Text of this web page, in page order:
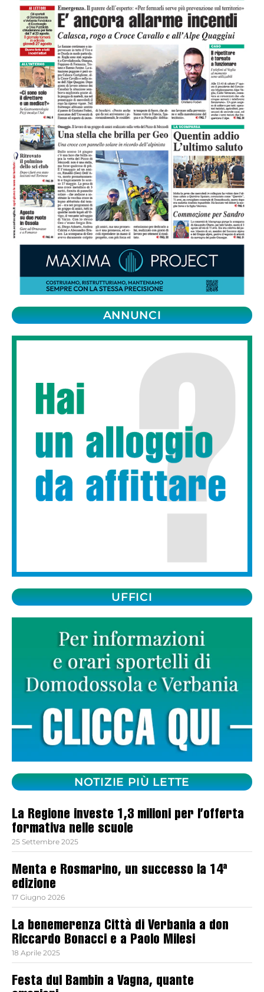
ANNUNCI
UFFICI
NOTIZIE PIÙ LETTE
La Regione investe 1,3 milioni per l’offerta
formativa nelle scuole
25 Settembre 2025
Menta e Rosmarino, un successo la 14ª
edizione
17 Giugno 2026
La benemerenza Città di Verbania a don
Riccardo Bonacci e a Paolo Milesi
18 Aprile 2025
Festa dul Bambin a Vagna, quante